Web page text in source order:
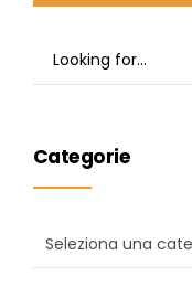
Categorie